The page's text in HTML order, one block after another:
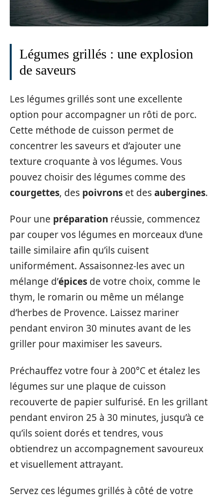
Légumes grillés : une explosion
de saveurs
Les légumes grillés sont une excellente
option pour accompagner un rôti de porc.
Cette méthode de cuisson permet de
concentrer les saveurs et d’ajouter une
texture croquante à vos légumes. Vous
pouvez choisir des légumes comme des
courgettes, des poivrons et desaubergines.
Pour une préparation réussie, commencez
par couper vos légumes en morceaux d’une
taille similaire afin qu’ils cuisent
uniformément. Assaisonnez-les avec un
mélange d’épices de votre choix, comme le
thym, le romarin ou même un mélange
d’herbes de Provence. Laissez mariner
pendant environ 30 minutes avant de les
griller pour maximiser les saveurs.
Préchauffez votre four à 200°C et étalez les
légumes sur une plaque de cuisson
recouverte de papier sulfurisé. En les grillant
pendant environ 25 à 30 minutes, jusqu’à ce
qu’ils soient dorés et tendres, vous
obtiendrez un accompagnement savoureux
et visuellement attrayant.
Servez ces légumes grillés à côté de votre